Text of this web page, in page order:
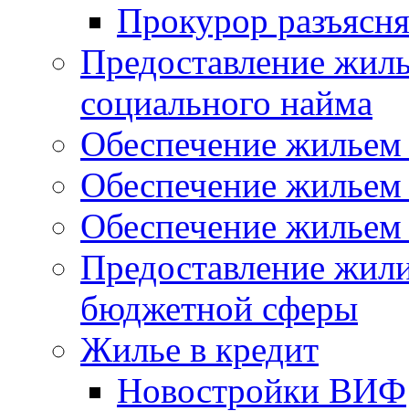
Прокурор
Предоставление
социального найма
Обеспечение
Обеспечение
Обеспечение жильем
Предоставление
бюджетной сферы
Жилье в кредит
Новостройки ВИФ